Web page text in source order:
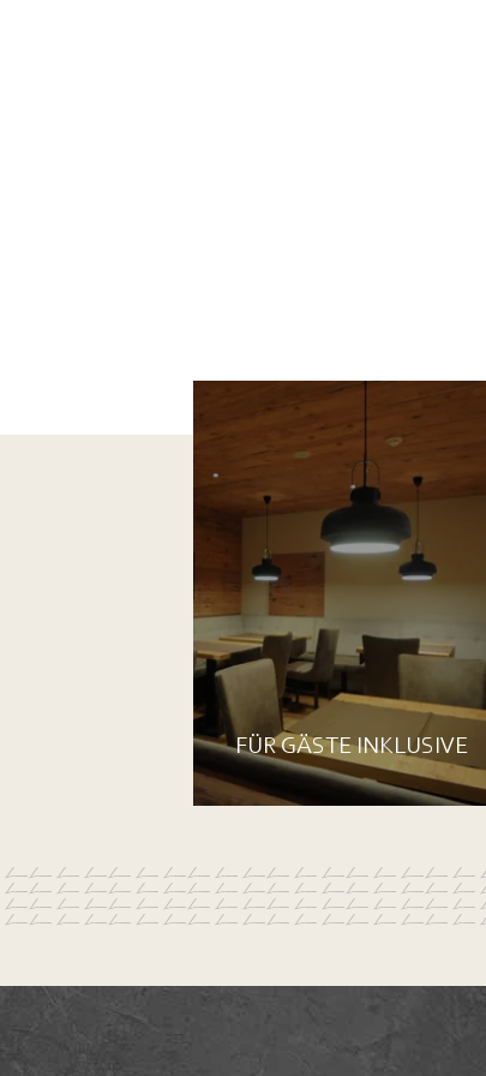
FÜR GÄSTE INKLUSIVE